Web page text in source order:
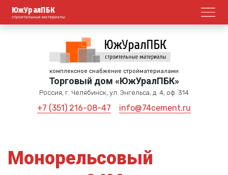
ЮжУралПБК
строительные материалы
комплексное снабжение стройматериалами
Торговый дом «ЮжУралПБК»
Россия, г. Челябинск, ул. Энгельса, д. 4, оф. 314
+7 (351) 216-08-47 info@74cement.ru
Монорельсовый